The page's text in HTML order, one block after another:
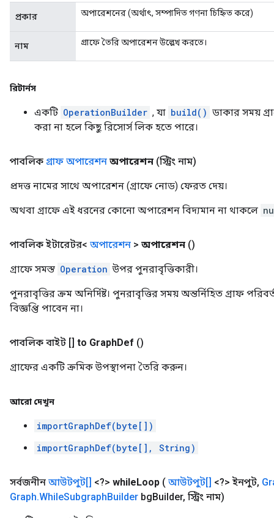
প্রকার অপারেশনের (অর্থাৎ, সম্পাদিত গণনা চিহ্নিত করে)
নাম গ্রাফে তৈরি অপারেশন উল্লেখ করতে।
রিটার্নস
একটি OperationBuilder , যা build() ডাকার সময়
করা না হলে কিছু রিসোর্স লিক হতে পারে।
পাবলিক গ্রাফ অপারেশন অপারেশন (স্ট্রিং নাম)
প্রদত্ত নামের সাথে অপারেশন (গ্রাফে নোড) ফেরত দেয়।
অথবা গ্রাফে এই ধরনের কোনো অপারেশন বিদ্যমান না থাকলে
পাবলিক ইটারেটর< অপারেশন > অপারেশন ()
গ্রাফে সমস্ত Operation উপর পুনরাবৃত্তিকারী।
পুনরাবৃত্তির ক্রম অনির্দিষ্ট। পুনরাবৃত্তির সময় অন্তর্নিহিত গ্রাফ
বিজ্ঞপ্তি পাবেন না।
পাবলিক বাইট [] to GraphDef ()
গ্রাফের একটি ক্রমিক উপস্থাপনা তৈরি করুন।
আরো দেখুন
importGraphDef(byte[])
importGraphDef(byte[], String)
সর্বজনীন আউটপুট[] <?> whileLoop ( আউটপুট[] <?> ইনপুট,
Graph.WhileSubgraphBuilder bgBuilder, স্ট্রিং নাম)